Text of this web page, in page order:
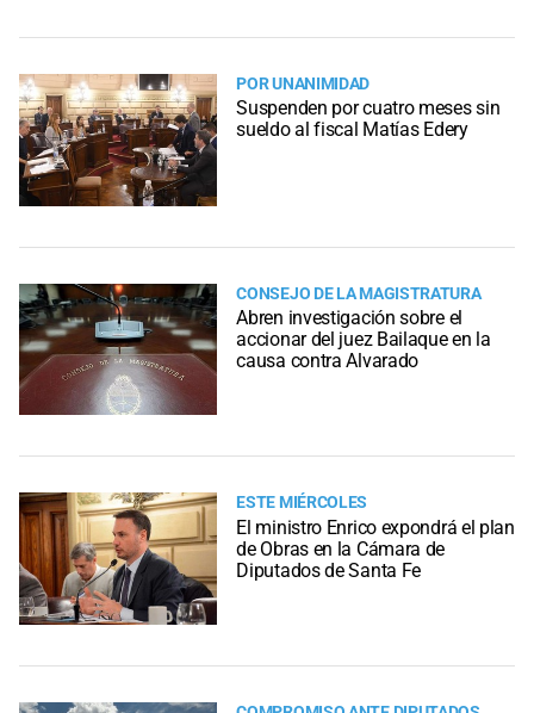
POR UNANIMIDAD
Suspenden por cuatro meses sin
sueldo al fiscal Matías Edery
CONSEJO DE LA MAGISTRATURA
Abren investigación sobre el
accionar del juez Bailaque en la
causa contra Alvarado
ESTE MIÉRCOLES
El ministro Enrico expondrá el plan
de Obras en la Cámara de
Diputados de Santa Fe